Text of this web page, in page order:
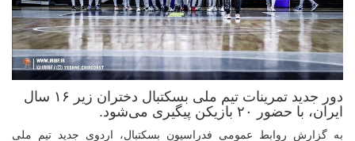
دور جدید تمرینات تیم ملی بسکتبال دختران زیر ۱۶ سال
ایران، با حضور ۲۰ بازیکن پیگیری می‌شود.
به گزارش روابط عمومی فدراسیون بسکتبال، اردوی جدید تیم ملی